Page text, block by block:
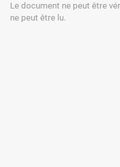
Le document ne peut être
ne peut être lu.